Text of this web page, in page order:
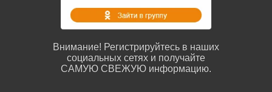
Внимание! Регистрируйтесь в наших
социальных сетях и получайте
САМУЮ СВЕЖУЮ информацию.